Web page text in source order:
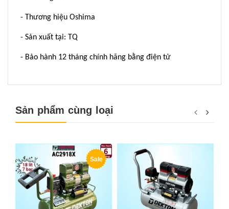
- Thương hiệu Oshima
- Sản xuất tại: TQ
- Bảo hành 12 tháng chính hãng bằng điện tử
Sản phẩm cùng loại
Sale